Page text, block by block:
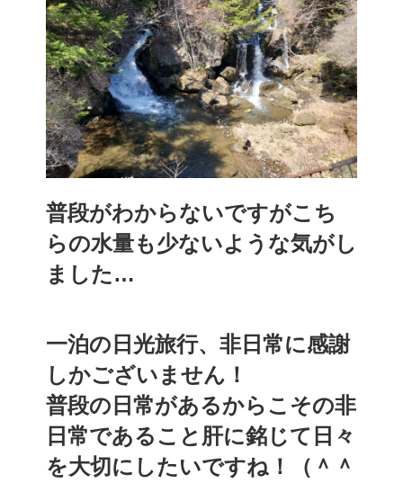
普段がわからないですがこち
らの水量も少ないような気がし
ました…
一泊の日光旅行、非日常に感謝
しかございません！
普段の日常があるからこその非
日常であること肝に銘じて日々
を大切にしたいですね！（＾＾